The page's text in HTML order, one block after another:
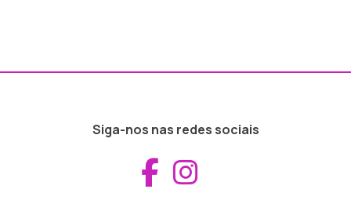
Siga-nos nas redes sociais
Aceder ao